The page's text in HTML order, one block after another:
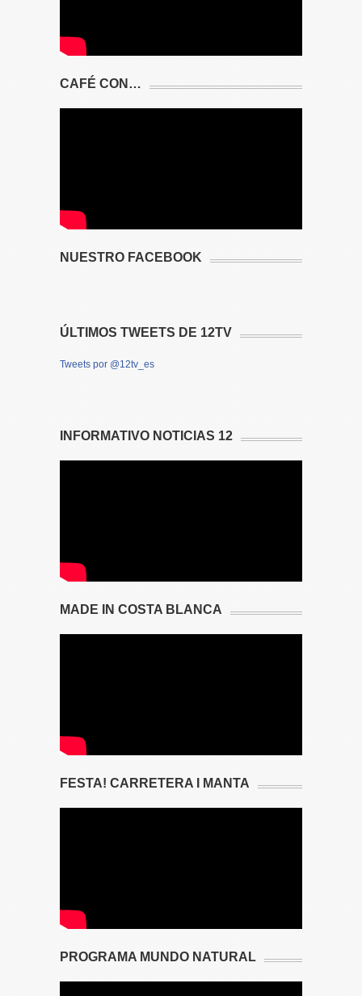
CAFÉ CON…
NUESTRO FACEBOOK
ÚLTIMOS TWEETS DE 12TV
Tweets por @12tv_es
INFORMATIVO NOTICIAS 12
MADE IN COSTA BLANCA
FESTA! CARRETERA I MANTA
PROGRAMA MUNDO NATURAL